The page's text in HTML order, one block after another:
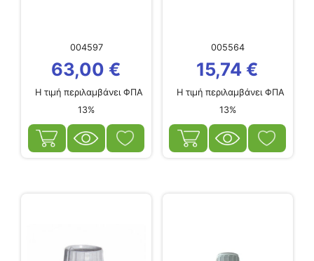
004597
63,00 €
Η τιμή περιλαμβάνει ΦΠΑ
13%
005564
15,74 €
Η τιμή περιλαμβάνει ΦΠΑ
13%